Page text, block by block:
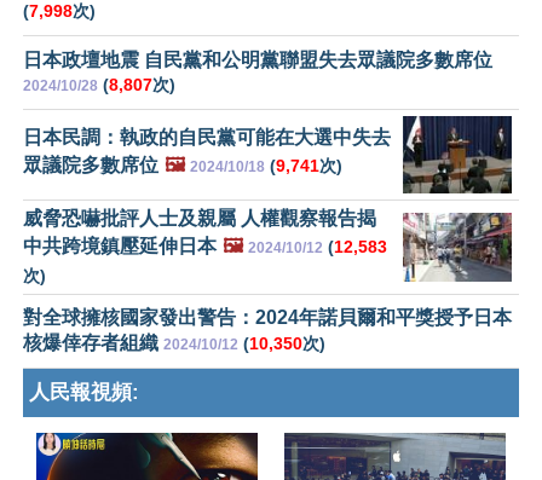
(7,998次)
日本政壇地震 自民黨和公明黨聯盟失去眾議院多數席位
2024/10/28 (8,807次)
日本民調：執政的自民黨可能在大選中失去
眾議院多數席位 🖼️ 2024/10/18 (9,741次)
威脅恐嚇批評人士及親屬 人權觀察報告揭
中共跨境鎮壓延伸日本 🖼️ 2024/10/12 (12,583
次)
對全球擁核國家發出警告：2024年諾貝爾和平獎授予日本
核爆倖存者組織 2024/10/12 (10,350次)
人民報視頻: